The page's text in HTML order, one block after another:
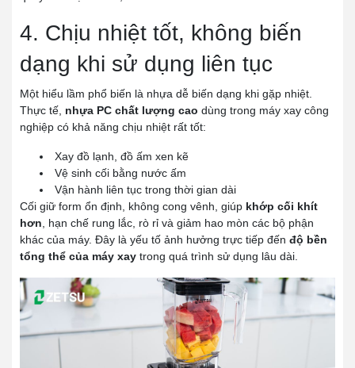
4. Chịu nhiệt tốt, không biến
dạng khi sử dụng liên tục
Một hiểu lầm phổ biến là nhựa dễ biến dạng khi gặp nhiệt.
Thực tế, nhựa PC chất lượng cao dùng trong máy xay công
nghiệp có khả năng chịu nhiệt rất tốt:
Xay đồ lạnh, đồ ấm xen kẽ
Vệ sinh cối bằng nước ấm
Vận hành liên tục trong thời gian dài
Cối giữ form ổn định, không cong vênh, giúp khớp cối khít
hơn , hạn chế rung lắc, rò rỉ và giảm hao mòn các bộ phận
khác của máy. Đây là yếu tố ảnh hưởng trực tiếp đến độ bền
tổng thể của máy xay trong quá trình sử dụng lâu dài.